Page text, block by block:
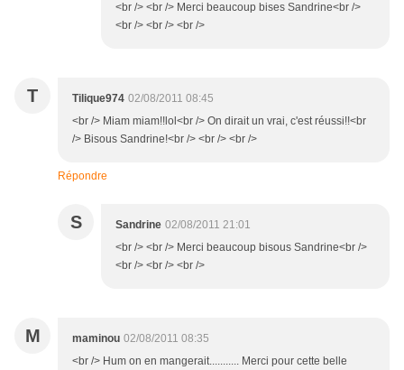
<br /> <br /> Merci beaucoup bises Sandrine<br />
<br /> <br /> <br />
T Tilique974 02/08/2011 08:45
<br /> Miam miam!!lol<br /> On dirait un vrai, c'est réussi!!<br
/> Bisous Sandrine!<br /> <br /> <br />
Répondre
S Sandrine 02/08/2011 21:01
<br /> <br /> Merci beaucoup bisous Sandrine<br />
<br /> <br /> <br />
M maminou 02/08/2011 08:35
<br /> Hum on en mangerait........... Merci pour cette belle